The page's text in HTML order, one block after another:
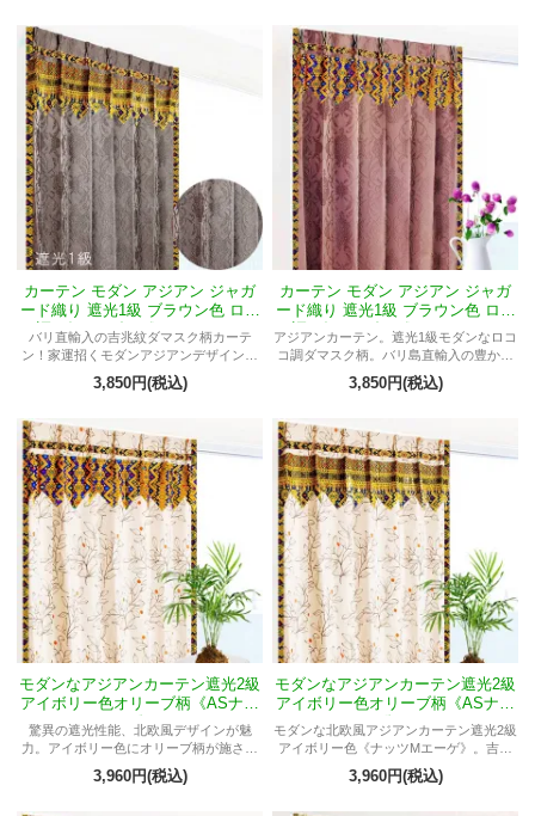
カーテン モダン アジアン ジャガ
ード織り 遮光1級 ブラウン色 ロコ
コ調 ダマスク柄 《ASBRジャカル
タMエーゲ》
バリ直輸入の吉兆紋ダマスク柄カーテ
ン！家運招くモダンアジアンデザイン。
遮光1級で寛ぎ空間演出。豪華な国産生地
で洗練されたアーバンテイスト。【ジャ
3,850円(税込)
カーテン モダン アジアン ジャガ
ード織り 遮光1級 ブラウン色 ロコ
コ調 ダマスク柄 《ASBRジャカル
タMバチカン》
アジアンカーテン。遮光1級モダンなロコ
コ調ダマスク柄。バリ島直輸入の豊かな
デザイン。大人のミッドセンチュリーモ
ダンカーテン。オーダー仕様で洗練され
3,850円(税込)
モダンなアジアンカーテン遮光2級
アイボリー色オリーブ柄《ASナッ
ツMバチカン》コロニアル
驚異の遮光性能、北欧風デザインが魅
力。アイボリー色にオリーブ柄が施され
たモダンなアジアンカーテン。
3,960円(税込)
モダンなアジアンカーテン遮光2級
アイボリー色オリーブ柄《ASナッ
ツMエーゲ》コロニアル
モダンな北欧風アジアンカーテン遮光2級
アイボリー色《ナッツMエーゲ》。吉兆
紋様とオリーブ柄が魅力で、遮光機能
も。インテリアに華を添える洗練された
3,960円(税込)